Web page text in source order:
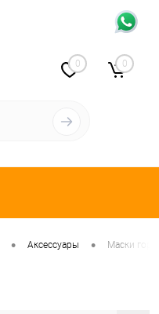
0 0
• Аксессуары • Маски